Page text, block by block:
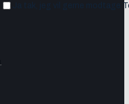
Ja tak, jeg vil gerne modtage